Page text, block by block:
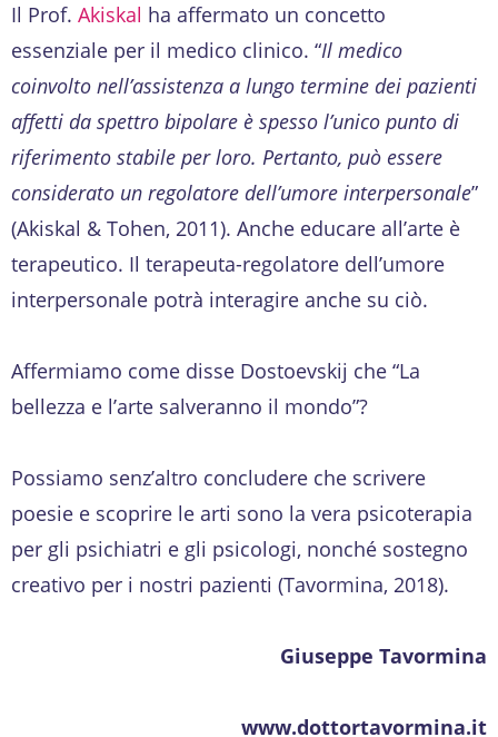
Il Prof. Akiskal ha affermato un concetto
essenziale per il medico clinico. “Il medico
coinvolto nell’assistenza a lungo termine dei pazienti
affetti da spettro bipolare è spesso l’unico punto di
riferimento stabile per loro. Pertanto, può essere
considerato un regolatore dell’umore interpersonale”
(Akiskal & Tohen, 2011). Anche educare all’arte è
terapeutico. Il terapeuta-regolatore dell’umore
interpersonale potrà interagire anche su ciò.
Affermiamo come disse Dostoevskij che “La
bellezza e l’arte salveranno il mondo”?
Possiamo senz’altro concludere che scrivere
poesie e scoprire le arti sono la vera psicoterapia
per gli psichiatri e gli psicologi, nonché sostegno
creativo per i nostri pazienti (Tavormina, 2018).
Giuseppe Tavormina
www.dottortavormina.it